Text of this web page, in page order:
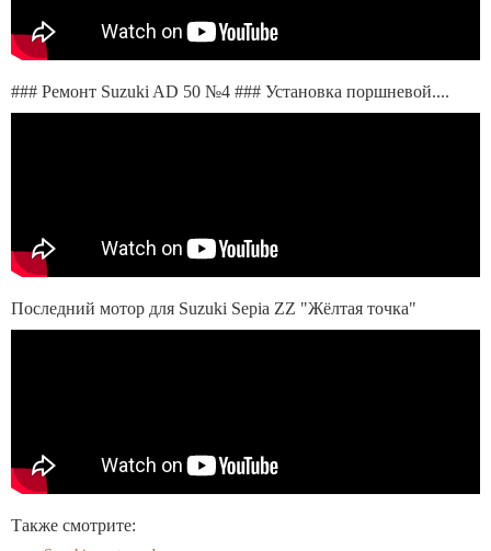
### Ремонт Suzuki AD 50 №4 ### Установка поршневой....
Последний мотор для Suzuki Sepia ZZ "Жёлтая точка"
Также смотрите: